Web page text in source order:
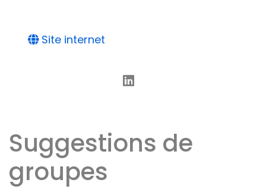
Site internet
Suggestions de
groupes